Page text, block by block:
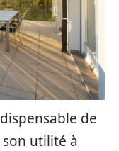
de
utilité à